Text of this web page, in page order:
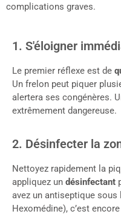
complications graves.
1. S'éloigner
Le premier réflexe est de
Un frelon peut piquer
alertera ses congénères.
extrêmement dangereuse.
2. Désinfecter la
Nettoyez rapidement la
appliquez un désinfectant
avez un antiseptique
Hexomédine), c’est